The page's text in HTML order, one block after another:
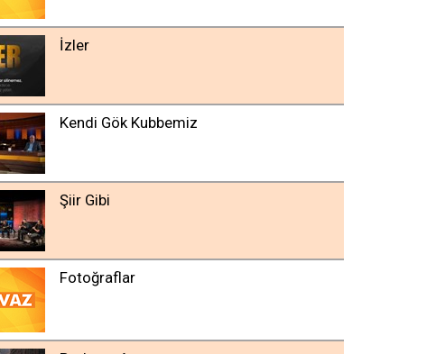
İzler
Kendi Gök Kubbemiz
Şiir Gibi
Fotoğraflar